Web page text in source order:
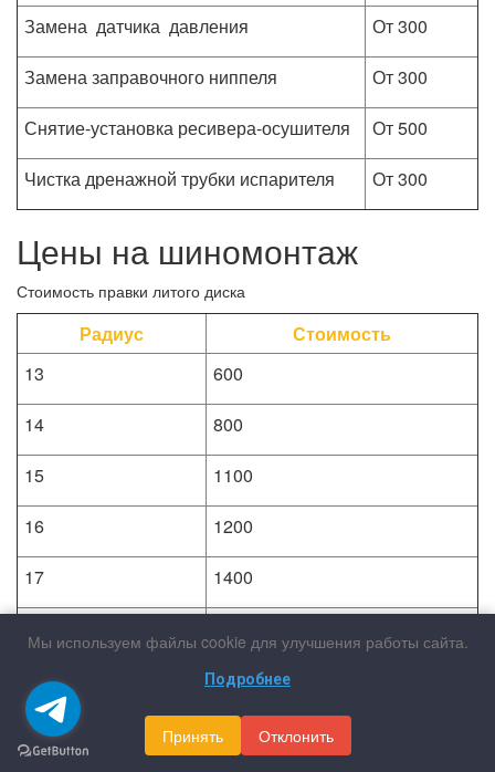
Замена датчика давления
От 300
Замена заправочного ниппеля
От 300
Снятие-установка ресивера-осушителя
От 500
Чистка дренажной трубки испарителя
От 300
Цены на шиномонтаж
Стоимость правки литого диска
Радиус
Стоимость
13
600
14
800
15
1100
16
1200
17
1400
19
2200
20
2600
Мы используем файлы cookie для улучшения работы сайта.
Подробнее
Принять Отклонить